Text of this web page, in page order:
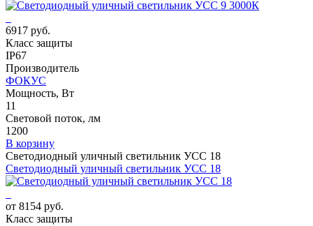
6917 руб.
Класс защиты
IP67
Производитель
ФОКУС
Мощность, Вт
11
Световой поток, лм
1200
В корзину
Светодиодный уличный светильник УСС 18
Светодиодный уличный светильник УСС 18
от 8154 руб.
Класс защиты